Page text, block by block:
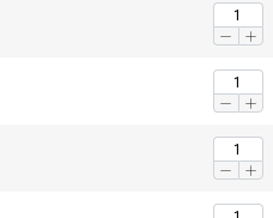
publicidad y análisis,
o que hayan recopilado a